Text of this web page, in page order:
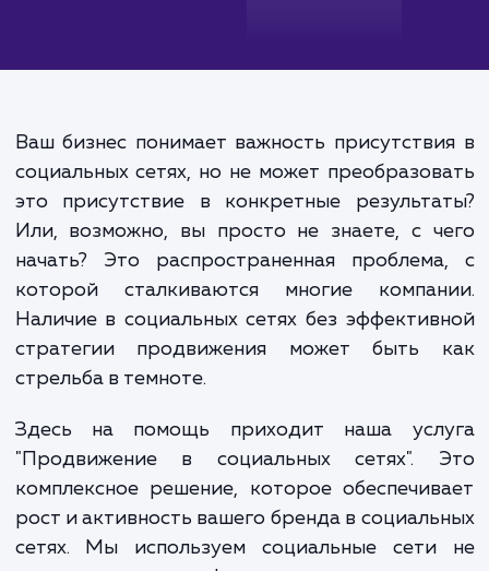
Ваш бизнес понимает важность
социальных сетях, но не может
это присутствие в конкретные
Или, возможно, вы просто не знаете, с
начать? Это распространенная
которой сталкиваются многие
Наличие в социальных сетях без
стратегии продвижения может быть
стрельба в темноте.
Здесь на помощь приходит наша